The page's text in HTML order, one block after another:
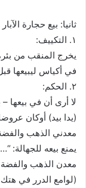
ثانيا: بيع حجارة
١. التكييف:
يخرج المنقب من
في أكياس ليبيعها
٢. الحكم:
لا أرى أن في بيعها –
(يدا بيد) أوكان
معدني الذهب
يمنع بيعه للجهالة:
معدن الذهب والفضة
(لوامع الدرر في